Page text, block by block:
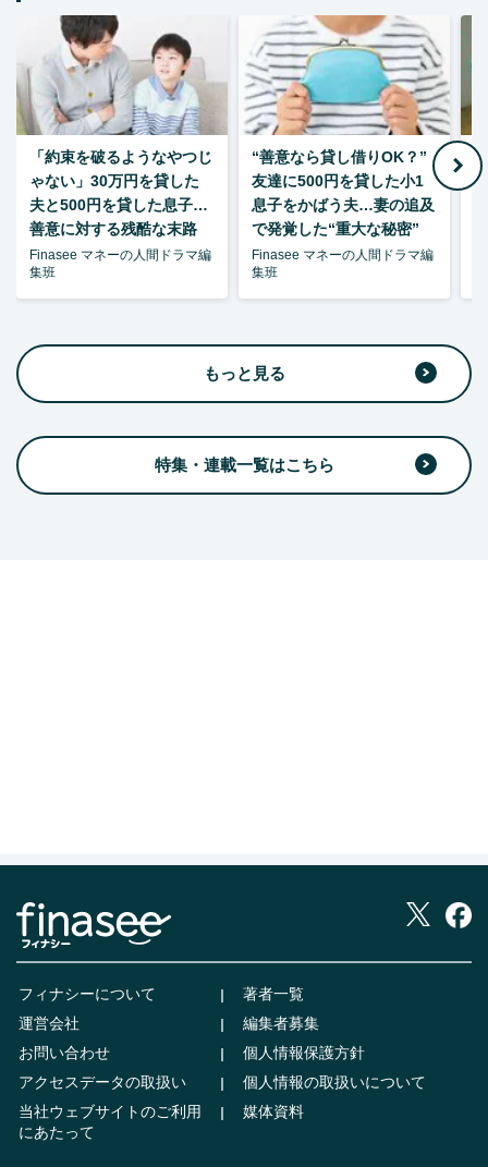
「約束を破るようなやつじ
ゃない」30万円を貸した
夫と500円を貸した息子…
善意に対する残酷な末路
Finasee マネーの人間ドラマ編
集班
“善意なら貸し借りOK？”
友達に500円を貸した小1
息子をかばう夫…妻の追及
で発覚した“重大な秘密”
Finasee マネーの人間ドラマ編
集班
もっと見る
特集・連載一覧はこちら
フィナシーについて
著者一覧
運営会社
編集者募集
お問い合わせ
個人情報保護方針
アクセスデータの取扱い
個人情報の取扱いについて
当社ウェブサイトのご利用
にあたって
媒体資料